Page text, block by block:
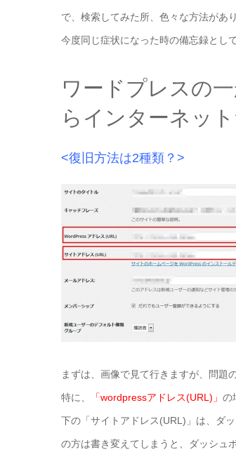
で、検索してみた所、色々な方法があ
今度同じ症状になった時の備忘録とし
ワードプレスの
らインターネッ
<復旧方法は2種類？>
まずは、画像で見て行きますが、問題
特に、 「wordpressアドレス(URL)」 の
下の「サイトアドレス(URL)」は、ダ
の方は書き変えてしまうと、ダッシュ